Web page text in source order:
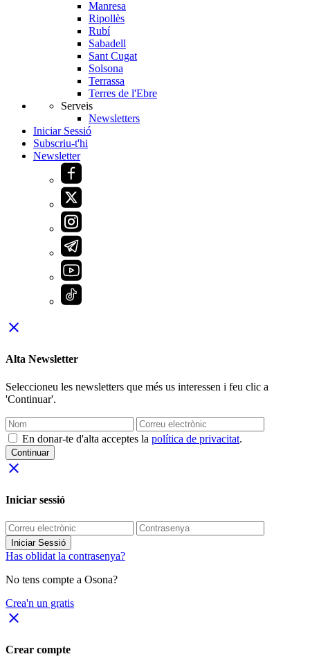
Manresa
Ripollès
Rubí
Sabadell
Sant Cugat
Solsona
Terrassa
Terres de l'Ebre
Serveis
Newsletters
Iniciar Sessió
Subscriu-t'hi
Newsletter
close
Alta Newsletter
Seleccioneu les newsletters que més us interessen i feu clic a
'Continuar'.
En donar-te d'alta acceptes la política de privacitat.
Continuar
close
Iniciar sessió
Iniciar Sessió
Has oblidat la contrasenya?
No tens compte a Osona?
Crea'n un gratis
close
Crear compte